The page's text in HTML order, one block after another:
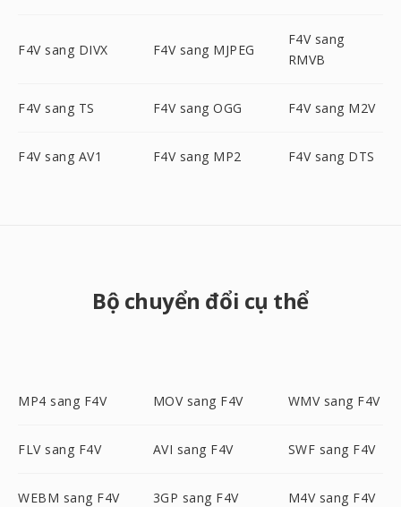
F4V sang DIVX F4V sang MJPEG
F4V sang
RMVB
F4V sang TS F4V sang OGG F4V sang M2V
F4V sang AV1 F4V sang MP2 F4V sang DTS
Bộ chuyển đổi cụ thể
MP4 sang F4V MOV sang F4V WMV sang F4V
FLV sang F4V AVI sang F4V SWF sang F4V
WEBM sang F4V 3GP sang F4V M4V sang F4V